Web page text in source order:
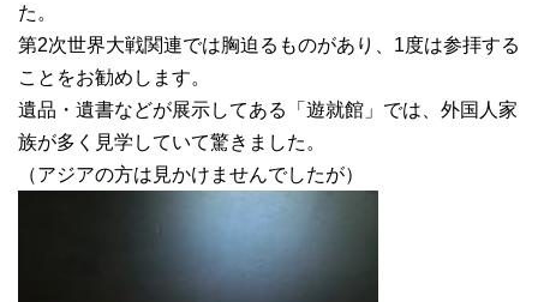
た。
第2次世界大戦関連では胸迫るものがあり、1度は参拝する
ことをお勧めします。
遺品・遺書などが展示してある「遊就館」では、外国人家
族が多く見学していて驚きました。
（アジアの方は見かけませんでしたが）